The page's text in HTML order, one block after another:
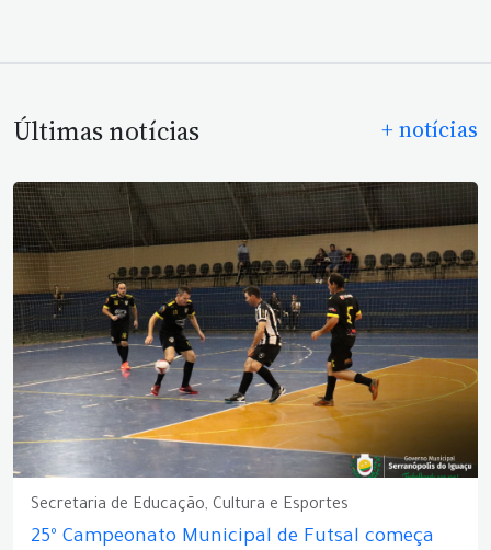
Últimas notícias + notícias
Secretaria de Educação, Cultura e Esportes
25º Campeonato Municipal de Futsal começa